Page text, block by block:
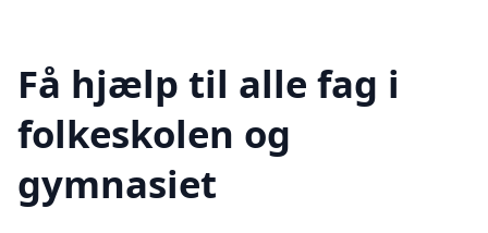
Få hjælp til alle fag i
folkeskolen og
gymnasiet